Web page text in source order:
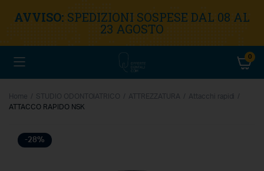
AVVISO: SPEDIZIONI SOSPESE DAL 08 AL
23 AGOSTO
0
Home STUDIO ODONTOIATRICO ATTREZZATURA
Attacchi rapidi
ATTACCO RAPIDO NSK
-28%